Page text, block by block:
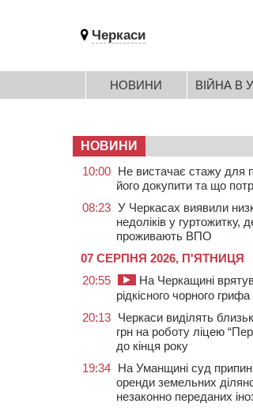
Черкаси
НОВИНИ ВІЙНА В
НОВИНИ
10:00 Не вистачає стажу для
його докупити та що
08:23 У Черкасах виявили
недоліків у гуртожитку,
проживають ВПО
07 СЕРПНЯ 2026, П'ЯТНИЦЯ
20:55
На Черкащині
рідкісного чорного
20:13 Черкаси виділять
грн на роботу ліцею
до кінця року
19:34 На Уманщині суд
оренди земельних
незаконно переданих